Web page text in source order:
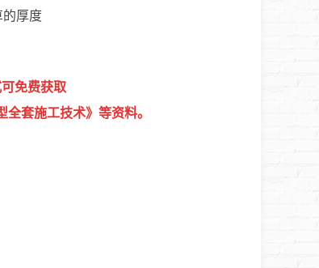
的厚度
免费获取
套施工技术》等资料。